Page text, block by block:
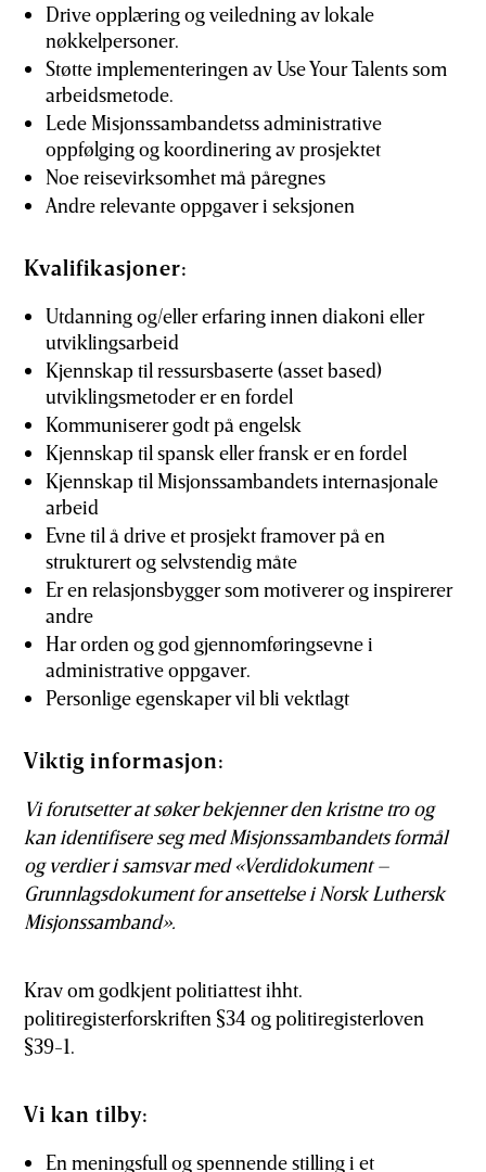
Drive opplæring og veiledning av lokale
nøkkelpersoner.
Støtte implementeringen av Use Your Talents som
arbeidsmetode.
Lede Misjonssambandetss administrative
oppfølging og koordinering av prosjektet
Noe reisevirksomhet må påregnes
Andre relevante oppgaver i seksjonen
Kvalifikasjoner:
Utdanning og/eller erfaring innen diakoni eller
utviklingsarbeid
Kjennskap til ressursbaserte (asset based)
utviklingsmetoder er en fordel
Kommuniserer godt på engelsk
Kjennskap til spansk eller fransk er en fordel
Kjennskap til Misjonssambandets internasjonale
arbeid
Evne til å drive et prosjekt framover på en
strukturert og selvstendig måte
Er en relasjonsbygger som motiverer og inspirerer
andre
Har orden og god gjennomføringsevne i
administrative oppgaver.
Personlige egenskaper vil bli vektlagt
Viktig informasjon:
Vi forutsetter at søker bekjenner den kristne tro og
kan identifisere seg med Misjonssambandets formål
og verdier i samsvar med «Verdidokument –
Grunnlagsdokument for ansettelse i Norsk Luthersk
Misjonssamband».
Krav om godkjent politiattest ihht.
politiregisterforskriften §34 og politiregisterloven
§39-1.
Vi kan tilby:
En meningsfull og spennende stilling i et